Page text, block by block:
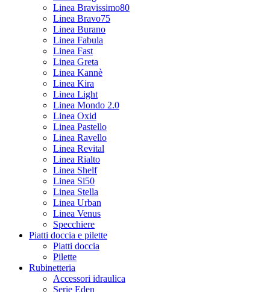
Linea Bravissimo80
Linea Bravo75
Linea Burano
Linea Fabula
Linea Fast
Linea Greta
Linea Kannè
Linea Kira
Linea Light
Linea Mondo 2.0
Linea Oxid
Linea Pastello
Linea Ravello
Linea Revital
Linea Rialto
Linea Shelf
Linea Si50
Linea Stella
Linea Urban
Linea Venus
Specchiere
Piatti doccia e pilette
Piatti doccia
Pilette
Rubinetteria
Accessori idraulica
Serie Eden